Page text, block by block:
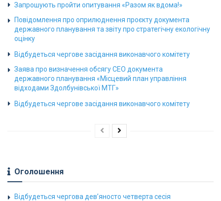
Запрошують пройти опитування «Разом як вдома!»
Повідомлення про оприлюднення проєкту документа
державного планування та звіту про стратегічну екологічну
оцінку
Відбудеться чергове засідання виконавчого комітету
Заява про визначення обсягу СЕО документа
державного планування «Місцевий план управління
відходами Здолбунівської МТГ»
Відбудеться чергове засідання виконавчого комітету
Оголошення
Відбудеться чергова дев’яносто четверта сесія